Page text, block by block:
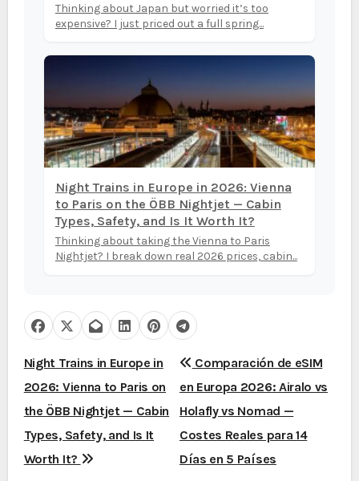
Thinking about Japan but worried it’s too
expensive? I just priced out a full spring...
Night Trains in Europe in 2026: Vienna
to Paris on the ÖBB Nightjet — Cabin
Types, Safety, and Is It Worth It?
Thinking about taking the Vienna to Paris
Nightjet? I break down real 2026 prices, cabin...
N
a
v
e
Night Trains in Europe in
2026: Vienna to Paris on
the ÖBB Nightjet — Cabin
Types, Safety, and Is It
Worth It?
Comparación de eSIM
en Europa 2026: Airalo vs
Holafly vs Nomad —
Costes Reales para 14
Días en 5 Países